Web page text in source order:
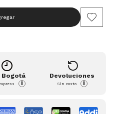
Bogotá
i
Devoluciones
Sin costo i